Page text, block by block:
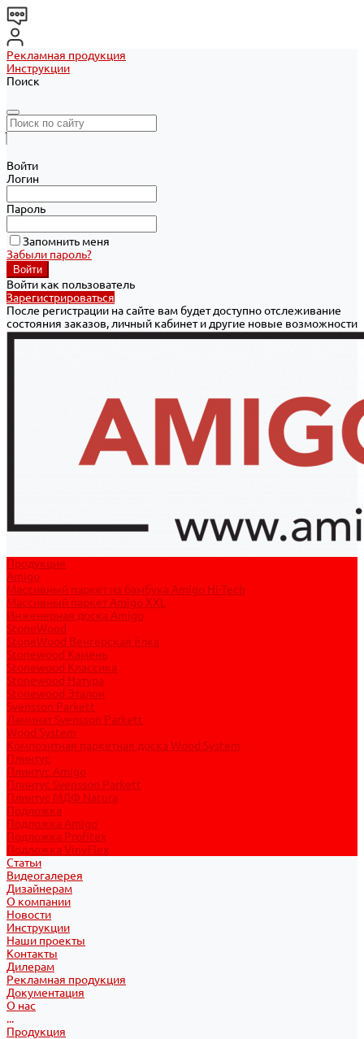
Рекламная продукция
Инструкции
Поиск
Войти
Логин
Пароль
Запомнить меня
Забыли пароль?
Войти как пользователь
Зарегистрироваться
После регистрации на сайте вам будет доступно отслеживание
состояния заказов, личный кабинет и другие новые возможности
Продукция
Amigo
Массивный паркет из бамбука Amigo Hi-Tech
Массивный паркет Amigo XXL
Инженерная доска Amigo
StoneWood
StoneWood Венгерская ёлка
Stonewood Камень
Stonewood Классика
Stonewood Натура
Stonewood Эталон
Svensson Parkett
Ламинат Svensson Parkett
Wood System
Композитная паркетная доска Wood System
Плинтус
Плинтус Amigo
Плинтус Svensson Parkett
Плинтус МДФ Natura
Подложка
Подложка Amigo
Подложка Profitex
Подложка VinyFlex
Статьи
Видеогалерея
Дизайнерам
О компании
Новости
Инструкции
Наши проекты
Контакты
Дилерам
Рекламная продукция
Документация
О нас
...
Продукция